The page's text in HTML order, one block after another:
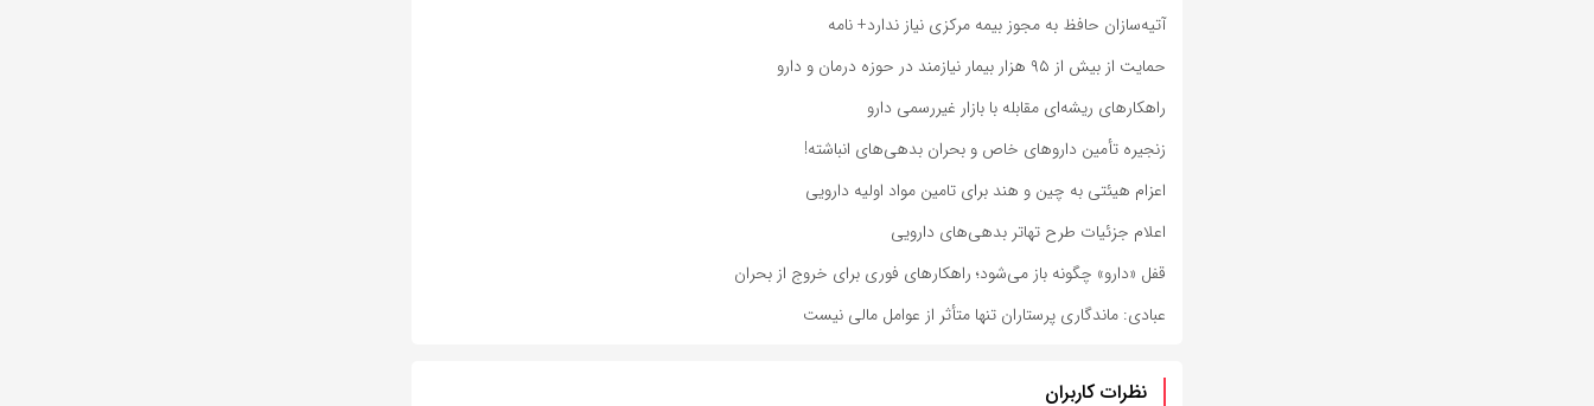
آتیه‌سازان حافظ به مجوز بیمه مرکزی نیاز ندارد+ نامه
حمایت از بیش از ۹۵ هزار بیمار نیازمند در حوزه درمان و دارو
راهکارهای ریشه‌ای مقابله با بازار غیررسمی دارو
زنجیره تأمین داروهای خاص و بحران بدهی‌های انباشته!
اعزام هیئتی به چین و هند برای تامین مواد اولیه دارویی
اعلام جزئیات طرح تهاتر بدهی‌های دارویی
قفل «دارو» چگونه باز می‌شود؛ راهکارهای فوری برای خروج از بحران
عبادی: ماندگاری پرستاران تنها متأثر از عوامل مالی نیست
نظرات کاربران